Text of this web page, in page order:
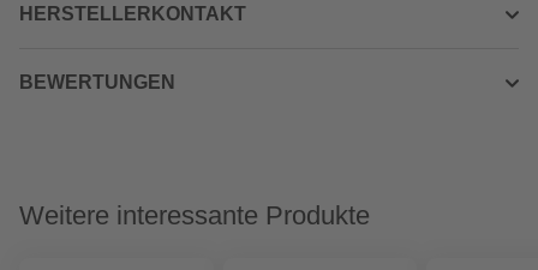
HERSTELLERKONTAKT
BEWERTUNGEN
Weitere interessante Produkte